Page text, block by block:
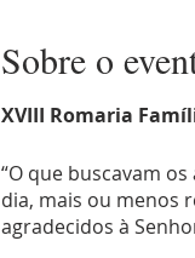
Sobre o
XVIII Romaria
“O que buscavam
dia, mais ou menos
agradecidos à